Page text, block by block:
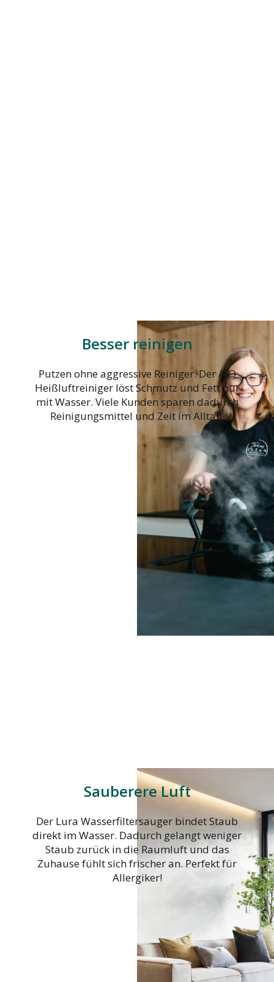
Besser reinigen
Putzen ohne aggressive Reiniger. Der AIO
Heißluftreiniger löst Schmutz und Fett nur
mit Wasser. Viele Kunden sparen dadurch
Reinigungsmittel und Zeit im Alltag.
Sauberere Luft
Der Lura Wasserfiltersauger bindet Staub
direkt im Wasser. Dadurch gelangt weniger
Staub zurück in die Raumluft und das
Zuhause fühlt sich frischer an. Perfekt für
Allergiker!